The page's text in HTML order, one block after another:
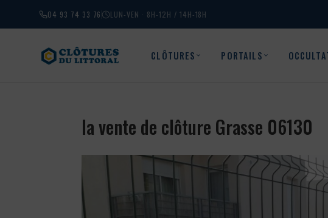
04 93 74 33 76 LUN-VEN · 8H-12H / 14H-18H
CLÔTURES PORTAILS
la vente de clôture Grasse 06130